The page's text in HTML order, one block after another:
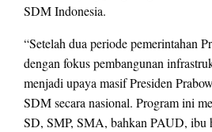
SDM Indonesia.
“Setelah dua periode pemerintahan
dengan fokus pembangunan
menjadi upaya masif Presiden
SDM secara nasional. Program ini
SD, SMP, SMA, bahkan PAUD, ibu